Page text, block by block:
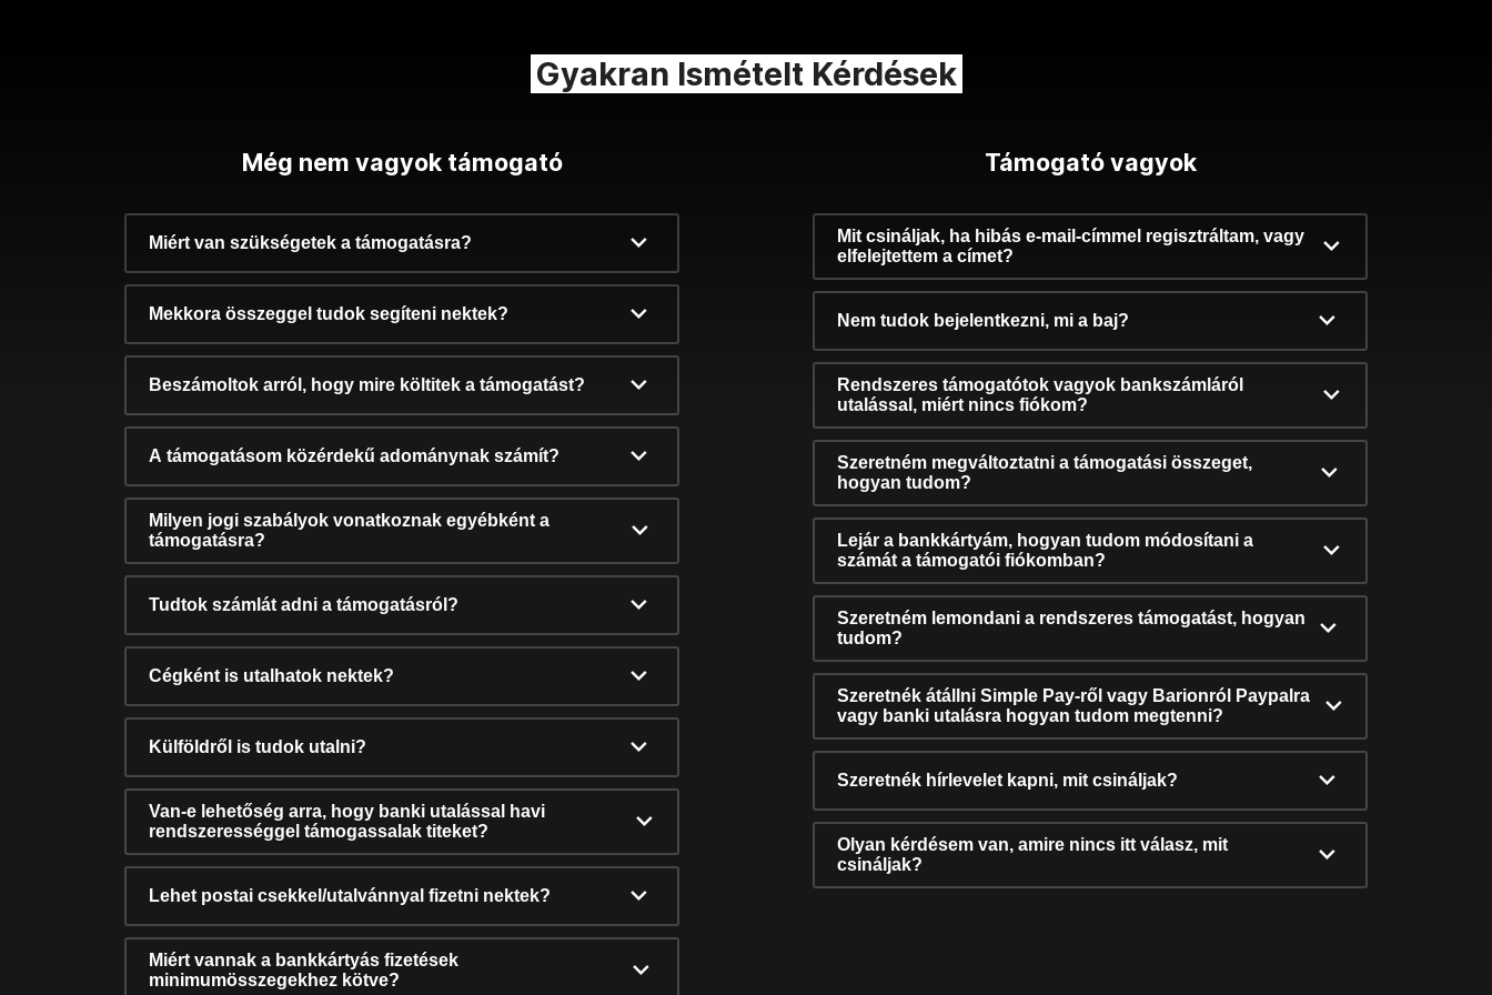
Gyakran Ismételt Kérdések
Még nem vagyok támogató
Miért van szükségetek a támogatásra?
Mekkora összeggel tudok segíteni nektek?
Beszámoltok arról, hogy mire költitek a támogatást?
A támogatásom közérdekű adománynak számít?
Milyen jogi szabályok vonatkoznak egyébként a
támogatásra?
Tudtok számlát adni a támogatásról?
Cégként is utalhatok nektek?
Külföldről is tudok utalni?
Van-e lehetőség arra, hogy banki utalással havi
rendszerességgel támogassalak titeket?
Lehet postai csekkel/utalvánnyal fizetni nektek?
Miért vannak a bankkártyás fizetések
minimumösszegekhez kötve?
Támogató vagyok
Mit csináljak, ha hibás e-mail-címmel regisztráltam, vagy
elfelejtettem a címet?
Nem tudok bejelentkezni, mi a baj?
Rendszeres támogatótok vagyok bankszámláról
utalással, miért nincs fiókom?
Szeretném megváltoztatni a támogatási összeget,
hogyan tudom?
Lejár a bankkártyám, hogyan tudom módosítani a
számát a támogatói fiókomban?
Szeretném lemondani a rendszeres támogatást, hogyan
tudom?
Szeretnék átállni Simple Pay-ről vagy Barionról Paypalra
vagy banki utalásra hogyan tudom megtenni?
Szeretnék hírlevelet kapni, mit csináljak?
Olyan kérdésem van, amire nincs itt válasz, mit
csináljak?